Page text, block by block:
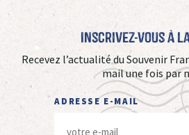
Inscrivez-vous à
Recevez l’actualité du Souvenir
mail une fois par
ADRESSE E-MAIL